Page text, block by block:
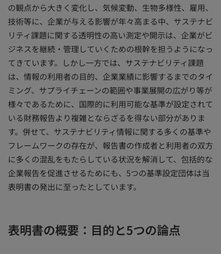
の観点から大きく変化し、気候変動、生物多様性、雇用、
技術等に、企業が与える影響が年々高まる中、サステナビ
リティ課題に関する透明性の高い測定や開示は、企業がビ
ジネスを継続・管理していくための根幹を担うようになっ
てきています。しかし一方では、サステナビリティ課題
は、情報の利用者の目的、企業業績に影響するまでのタイ
ミング、サプライチェーンの範囲や事業展開の広がり等が
様々であるために、国際的に利用可能な基準が設定されて
いる財務報告より複雑とならざるを得ない部分がありま
す。併せて、サステナビリティ情報に関する多くの基準や
フレームワークの存在が、報告書の作成者と利用者の双方
に多くの混乱をもたらしている状況を解消して、包括的な
企業報告を促進させるためにも、5つの基準設定団体は当
表明書の発出に至ったとしています。
表明書の概要：目的と5つの論点